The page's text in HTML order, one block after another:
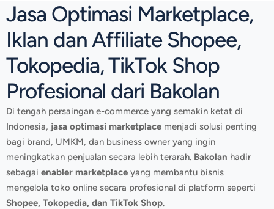
Jasa Optimasi Marketplace,
Iklan dan Affiliate Shopee,
Tokopedia, TikTok Shop
Profesional dari Bakolan
Di tengah persaingan e-commerce yang semakin ketat di
Indonesia, jasa optimasi marketplace menjadi solusi penting
bagi brand, UMKM, dan business owner yang ingin
meningkatkan penjualan secara lebih terarah. Bakolan hadir
sebagai enabler marketplace yang membantu bisnis
mengelola toko online secara profesional di platform seperti
Shopee, Tokopedia, dan TikTok Shop.